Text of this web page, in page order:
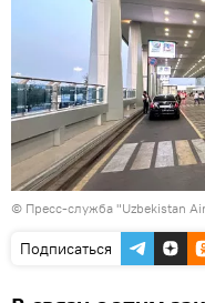
© Пресс-служба "Uzbekistan
Подписаться